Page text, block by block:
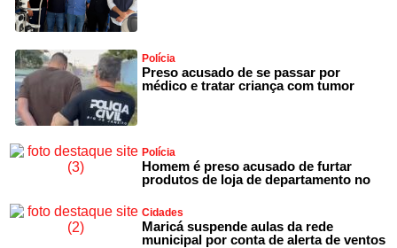
Polícia
Preso acusado de se passar por
médico e tratar criança com tumor
Polícia
Homem é preso acusado de furtar
produtos de loja de departamento no
Cidades
Maricá suspende aulas da rede
municipal por conta de alerta de ventos